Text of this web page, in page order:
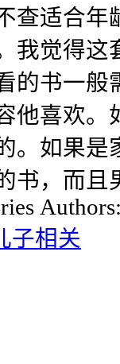
查适合
我觉得
的书一
他喜欢
。如果
书，而
子相关